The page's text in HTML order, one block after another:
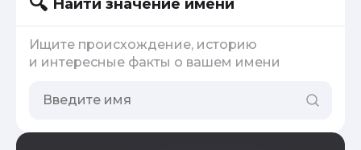
Найти значение имени
Ищите происхождение, историю
и интересные факты о вашем имени